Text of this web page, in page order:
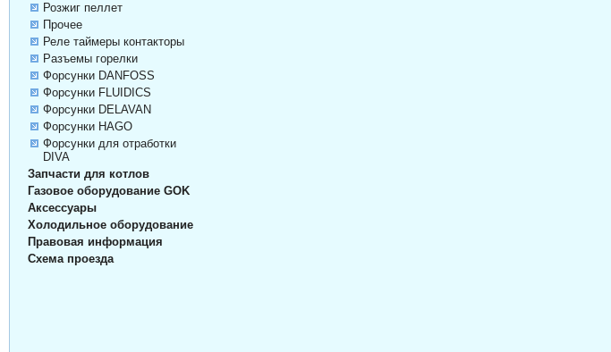
Розжиг пеллет
Прочее
Реле таймеры контакторы
Разъемы горелки
Форсунки DANFOSS
Форсунки FLUIDICS
Форсунки DELAVAN
Форсунки HAGO
Форсунки для отработки
DIVA
Запчасти для котлов
Газовое оборудование GOK
Аксессуары
Холодильное оборудование
Правовая информация
Схема проезда